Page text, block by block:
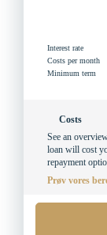
Interest rate
Costs per month
Minimum term
Costs
See an
loan will cost
repayment
Prøv vores